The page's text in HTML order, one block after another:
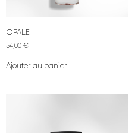
OPALE
54,00 €
Ajouter au panier